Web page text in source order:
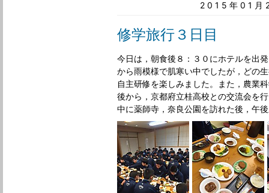
2015年01月
修学旅行３日目
今日は，朝食後８：３０にホテルを出
から雨模様で肌寒い中でしたが，どの
自主研修を楽しみました。また，農業
後から，京都府立桂高校との交流会を
中に薬師寺，奈良公園を訪れた後，午